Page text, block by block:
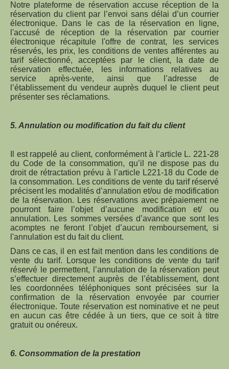
Notre plateforme de réservation accuse réception de la
réservation du client par l’envoi sans délai d’un courrier
électronique. Dans le cas de la réservation en ligne,
l'accusé de réception de la réservation par courrier
électronique récapitule l'offre de contrat, les services
réservés, les prix, les conditions de ventes afférentes au
tarif sélectionné, acceptées par le client, la date de
réservation effectuée, les informations relatives au
service après-vente, ainsi que l’adresse de
l’établissement du vendeur auprès duquel le client peut
présenter ses réclamations.
5. Annulation ou modification du fait du client
Il est rappelé au client, conformément à l’article L. 221-28
du Code de la consommation, qu’il ne dispose pas du
droit de rétractation prévu à l’article L221-18 du Code de
la consommation. Les conditions de vente du tarif réservé
précisent les modalités d’annulation et/ou de modification
de la réservation. Les réservations avec prépaiement ne
pourront faire l’objet d’aucune modification et/ ou
annulation. Les sommes versées d’avance que sont les
acomptes ne feront l’objet d’aucun remboursement, si
l'annulation est du fait du client.
Dans ce cas, il en est fait mention dans les conditions de
vente du tarif. Lorsque les conditions de vente du tarif
réservé le permettent, l’annulation de la réservation peut
s’effectuer directement auprès de l’établissement, dont
les coordonnées téléphoniques sont précisées sur la
confirmation de la réservation envoyée par courrier
électronique. Toute réservation est nominative et ne peut
en aucun cas être cédée à un tiers, que ce soit à titre
gratuit ou onéreux.
6. Consommation de la prestation